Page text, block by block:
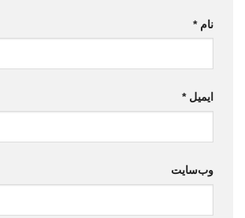
نام*
ایمیل*
وب‌سایت